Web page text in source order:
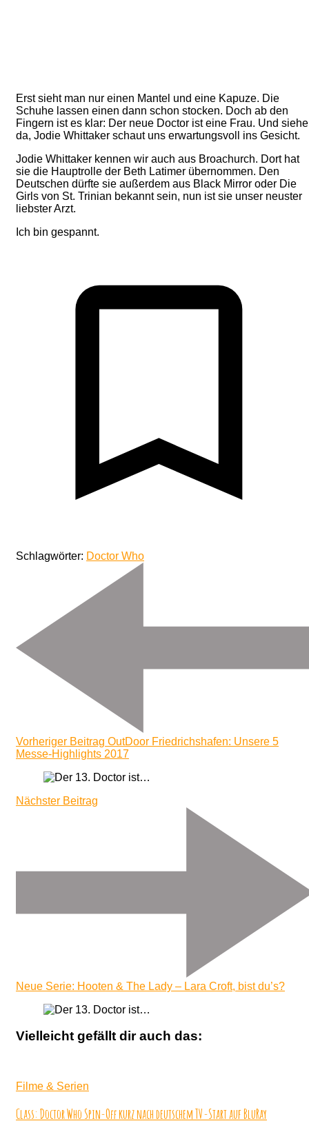
Erst sieht man nur einen Mantel und eine Kapuze. Die
Schuhe lassen einen dann schon stocken. Doch ab den
Fingern ist es klar: Der neue Doctor ist eine Frau. Und siehe
da, Jodie Whittaker schaut uns erwartungsvoll ins Gesicht.
Jodie Whittaker kennen wir auch aus Broachurch. Dort hat
sie die Hauptrolle der Beth Latimer übernommen. Den
Deutschen dürfte sie außerdem aus Black Mirror oder Die
Girls von St. Trinian bekannt sein, nun ist sie unser neuster
liebster Arzt.
Ich bin gespannt.
Schlagwörter: Doctor Who
Beitragsnavigation
Vorheriger Beitrag OutDoor Friedrichshafen: Unsere 5
Messe-Highlights 2017
Nächster Beitrag
Neue Serie: Hooten & The Lady – Lara Croft, bist du’s?
Vielleicht gefällt dir auch das:
Filme & Serien
Class: Doctor Who Spin-Off kurz nach deutschem TV-Start auf BluRay